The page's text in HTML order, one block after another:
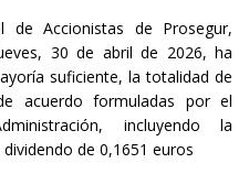
de Accionistas de Prosegur,
30 de abril de 2026, ha
suficiente, la totalidad de
acuerdo formuladas por el
incluyendo la
de 0,1651 euros